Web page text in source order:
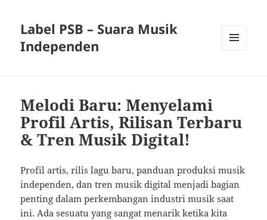
Label PSB – Suara Musik
Independen
Melodi Baru: Menyelami
Profil Artis, Rilisan Terbaru
& Tren Musik Digital!
Profil artis, rilis lagu baru, panduan produksi musik
independen, dan tren musik digital menjadi bagian
penting dalam perkembangan industri musik saat
ini. Ada sesuatu yang sangat menarik ketika kita